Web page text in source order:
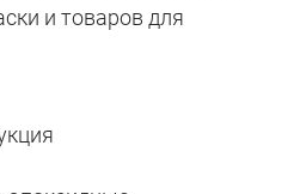
и товаров для